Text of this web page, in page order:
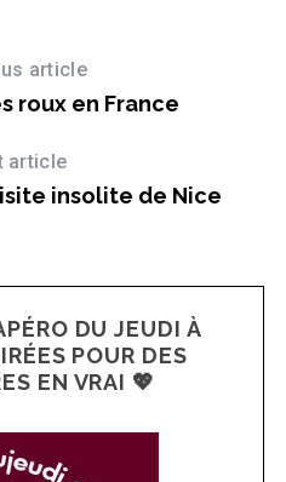
article
roux en France
article
insolite de Nice
DU JEUDI À
POUR DES
EN VRAI 💖